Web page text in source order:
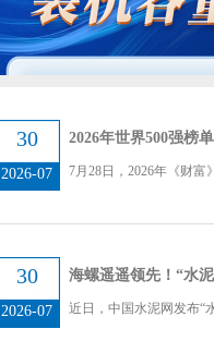
30
2026-07
2026年世界500强榜
7月28日，2026年《财富
30
2026-07
海螺遥遥领先！“水
近日，中国水泥网发布“